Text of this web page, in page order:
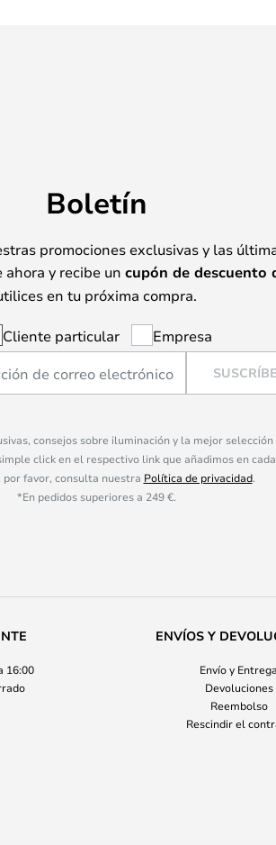
Boletín
promociones exclusivas y las
y recibe un cupón de descuento
en tu próxima compra.
Cliente particular Empresa
consejos sobre iluminación y la mejor
click en el respectivo link que añadimos en
por favor, consulta nuestra Política de privacidad.
*En pedidos superiores a 249 €.
16:00
ENVÍOS Y
Envío y Entrega
Devoluciones
Reembolso
Rescindir el